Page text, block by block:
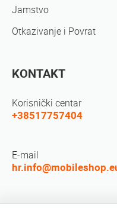
Jamstvo
Otkazivanje i Povrat
KONTAKT
Korisnički centar
+38517757404
E-mail